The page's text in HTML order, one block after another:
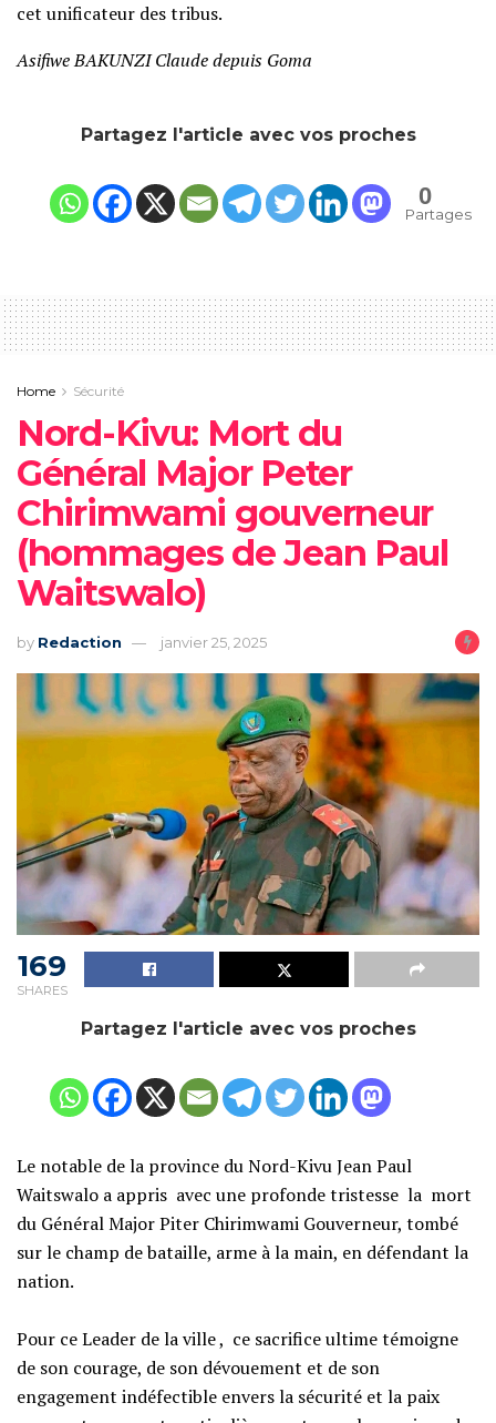
cet unificateur des tribus.
Asifiwe BAKUNZI Claude depuis Goma
Partagez l'article avec vos proches
0
Partages
Home Sécurité
‎Nord-Kivu: Mort du
Général Major Peter
Chirimwami gouverneur
(hommages de Jean Paul
Waitswalo)
by Redaction janvier 25, 2025
169
SHARES
Partagez l'article avec vos proches
Le notable de la province du Nord-Kivu Jean Paul
Waitswalo a appris avec une profonde tristesse la mort
du Général Major Piter Chirimwami Gouverneur, tombé
sur le champ de bataille, arme à la main, en défendant la
nation.
‎Pour ce Leader de la ville , ce sacrifice ultime témoigne
de son courage, de son dévouement et de son
engagement indéfectible envers la sécurité et la paix